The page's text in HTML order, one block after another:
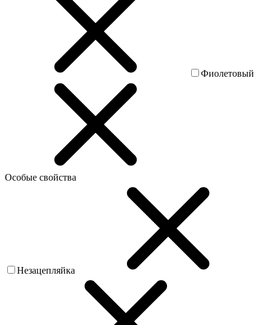
Фиолетовый
Особые свойства
Незацепляйка